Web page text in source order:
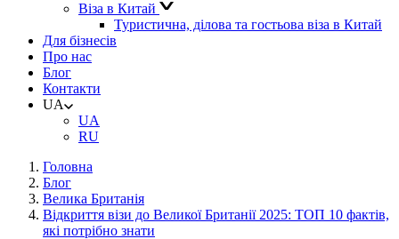
Віза в Китай
Туристична, ділова та гостьова віза в Китай
Для бізнесів
Про нас
Блог
Контакти
UA
UA
RU
Головна
Блог
Велика Британія
Відкриття візи до Великої Британії 2025: ТОП 10 фактів,
які потрібно знати